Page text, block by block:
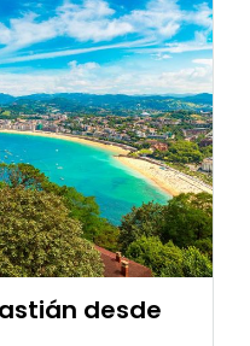
desde